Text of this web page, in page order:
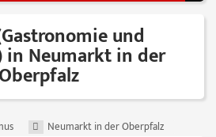
und
in Neumarkt in der
Oberpfalz
Neumarkt in der Oberpfalz